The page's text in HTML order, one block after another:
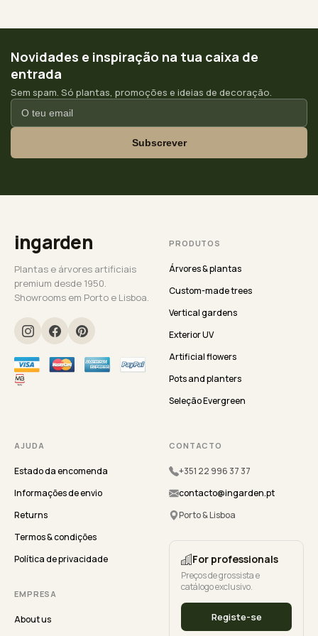
Novidades e inspiração na tua caixa de
entrada
Sem spam. Só plantas, promoções e ideias de decoração.
Subscrever
ingarden
Plantas e árvores artificiais
premium desde 1950.
Showrooms em Porto e Lisboa.
PRODUTOS
Árvores & plantas
Custom-made trees
Vertical gardens
Exterior UV
Artificial flowers
Pots and planters
Seleção Evergreen
AJUDA
Estado da encomenda
Informações de envio
Returns
Termos & condições
Política de privacidade
EMPRESA
About us
CONTACTO
+351 22 996 37 37
contacto@ingarden.pt
Porto & Lisboa
For professionals
Preços de grossista e
catálogo exclusivo.
Registe-se